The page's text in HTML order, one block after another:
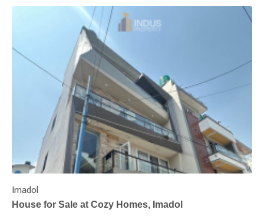
Imadol
House for Sale at Cozy Homes, Imadol